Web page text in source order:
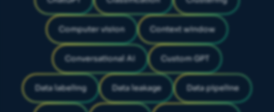
Computer vision Context window
Conversational AI Custom GPT
Data labeling Data leakage Data pipeline